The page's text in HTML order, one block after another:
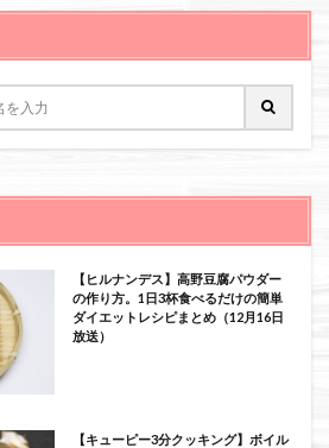
【ヒルナンデス】高野豆腐パウダー
の作り方。1日3杯食べるだけの簡単
ダイエットレシピまとめ（12月16日
放送）
【キューピー3分クッキング】ボイル